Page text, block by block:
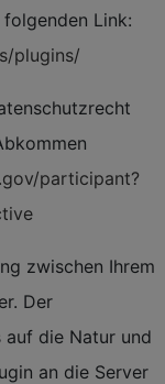
Link:
plugins/
participant?
zwischen Ihrem
Der
auf die Natur und
an die Server